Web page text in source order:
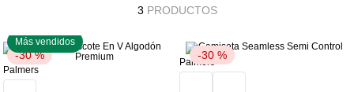
3 PRODUCTOS
-30 %
Más vendidos
Palmers
-30 %
Palmers